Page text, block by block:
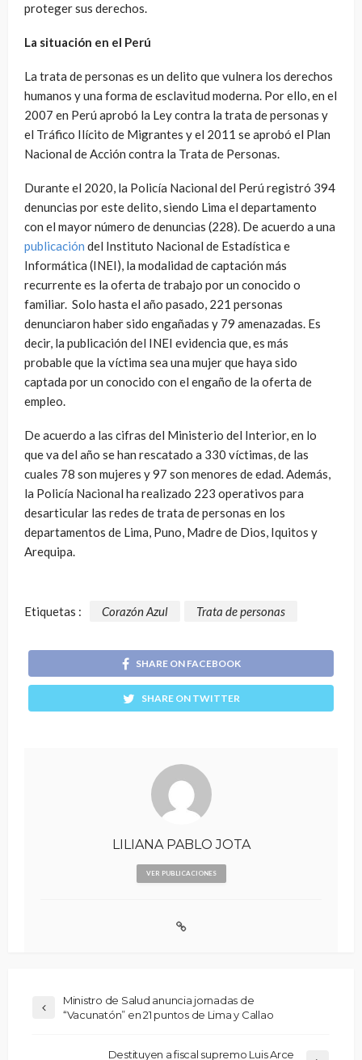
proteger sus derechos.
La situación en el Perú
La trata de personas es un delito que vulnera los derechos
humanos y una forma de esclavitud moderna. Por ello, en el
2007 en Perú aprobó la Ley contra la trata de personas y
el Tráfico Ilícito de Migrantes y el 2011 se aprobó el Plan
Nacional de Acción contra la Trata de Personas.
Durante el 2020, la Policía Nacional del Perú registró 394
denuncias por este delito, siendo Lima el departamento
con el mayor número de denuncias (228). De acuerdo a una
publicación del Instituto Nacional de Estadística e
Informática (INEI), la modalidad de captación más
recurrente es la oferta de trabajo por un conocido o
familiar. Solo hasta el año pasado, 221 personas
denunciaron haber sido engañadas y 79 amenazadas. Es
decir, la publicación del INEI evidencia que, es más
probable que la víctima sea una mujer que haya sido
captada por un conocido con el engaño de la oferta de
empleo.
De acuerdo a las cifras del Ministerio del Interior, en lo
que va del año se han rescatado a 330 víctimas, de las
cuales 78 son mujeres y 97 son menores de edad. Además,
la Policía Nacional ha realizado 223 operativos para
desarticular las redes de trata de personas en los
departamentos de Lima, Puno, Madre de Dios, Iquitos y
Arequipa.
Etiquetas : Corazón Azul Trata de personas
SHARE ON FACEBOOK
SHARE ON TWITTER
LILIANA PABLO JOTA
VER PUBLICACIONES
Ministro de Salud anuncia jornadas de
“Vacunatón” en 21 puntos de Lima y Callao
Destituyen a fiscal supremo Luis Arce